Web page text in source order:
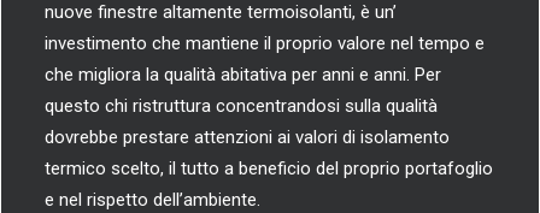
nuove finestre altamente termoisolanti, è un’
investimento che mantiene il proprio valore nel tempo e
che migliora la qualità abitativa per anni e anni. Per
questo chi ristruttura concentrandosi sulla qualità
dovrebbe prestare attenzioni ai valori di isolamento
termico scelto, il tutto a beneficio del proprio portafoglio
e nel rispetto dell’ambiente.